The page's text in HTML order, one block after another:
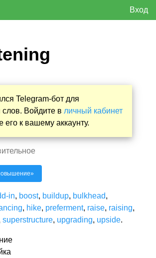
Вход
Telegram-бот для
слов. Войдите в личный кабинет
его к вашему аккаунту.
»
in, boost, buildup, bulkhead,
, hike, preferment, raise, raising,
superstructure, upgrading, upside.